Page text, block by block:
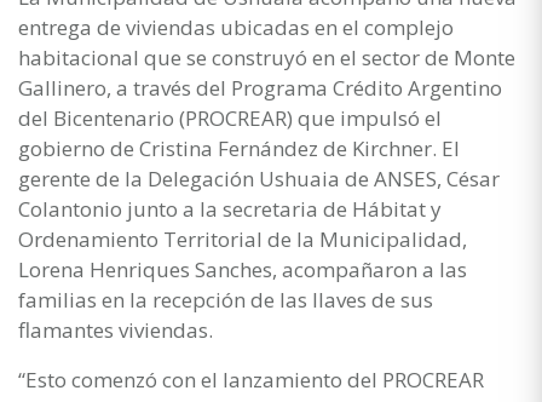
entrega de viviendas ubicadas en el complejo
habitacional que se construyó en el sector de Monte
Gallinero, a través del Programa Crédito Argentino
del Bicentenario (PROCREAR) que impulsó el
gobierno de Cristina Fernández de Kirchner. El
gerente de la Delegación Ushuaia de ANSES, César
Colantonio junto a la secretaria de Hábitat y
Ordenamiento Territorial de la Municipalidad,
Lorena Henriques Sanches, acompañaron a las
familias en la recepción de las llaves de sus
flamantes viviendas.
“Esto comenzó con el lanzamiento del PROCREAR